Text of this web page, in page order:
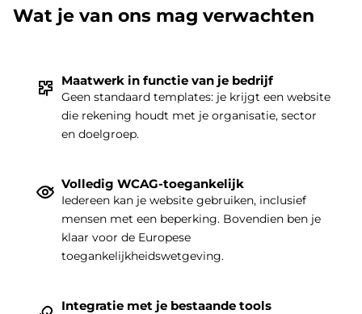
|
Wat je van ons mag verwachten
Maatwerk in functie van je bedrijf
Geen standaard templates: je krijgt een website
die rekening houdt met je organisatie, sector
en doelgroep.
Volledig WCAG-toegankelijk
Iedereen kan je website gebruiken, inclusief
mensen met een beperking. Bovendien ben je
klaar voor de Europese
toegankelijkheidswetgeving.
Integratie met je bestaande tools